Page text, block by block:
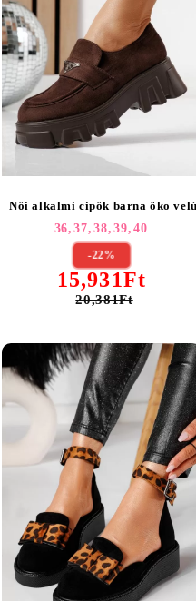
Női alkalmi cipők barna öko
36, 37, 38, 39, 40
-22%
15,931Ft
20,381Ft